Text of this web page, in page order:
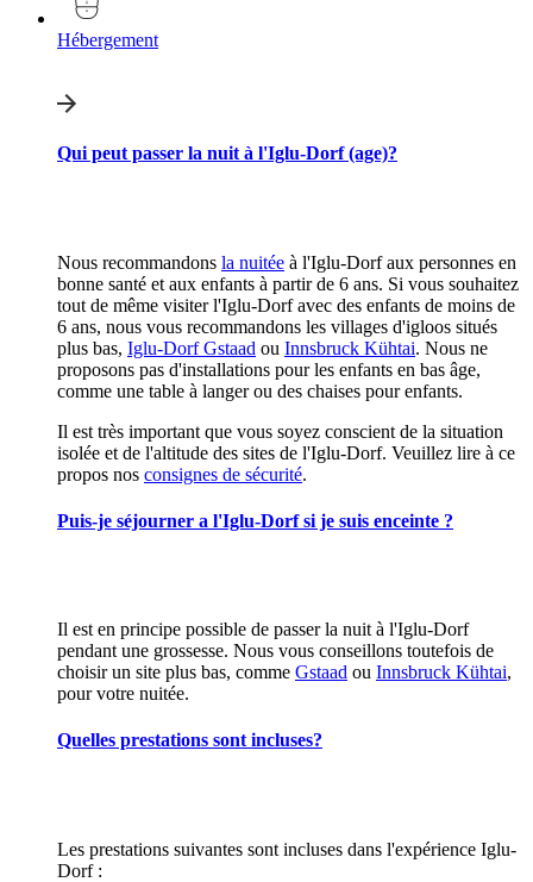
Hébergement
Qui peut passer la nuit à l'Iglu-Dorf (age)?
Nous recommandons la nuitée à l'Iglu-Dorf aux personnes en
bonne santé et aux enfants à partir de 6 ans. Si vous souhaitez
tout de même visiter l'Iglu-Dorf avec des enfants de moins de
6 ans, nous vous recommandons les villages d'igloos situés
plus bas, Iglu-Dorf Gstaad ou Innsbruck Kühtai. Nous ne
proposons pas d'installations pour les enfants en bas âge,
comme une table à langer ou des chaises pour enfants.
Il est très important que vous soyez conscient de la situation
isolée et de l'altitude des sites de l'Iglu-Dorf. Veuillez lire à ce
propos nos consignes de sécurité.
Puis-je séjourner a l'Iglu-Dorf si je suis enceinte ?
Il est en principe possible de passer la nuit à l'Iglu-Dorf
pendant une grossesse. Nous vous conseillons toutefois de
choisir un site plus bas, comme Gstaad ou Innsbruck Kühtai,
pour votre nuitée.
Quelles prestations sont incluses?
Les prestations suivantes sont incluses dans l'expérience Iglu-
Dorf :